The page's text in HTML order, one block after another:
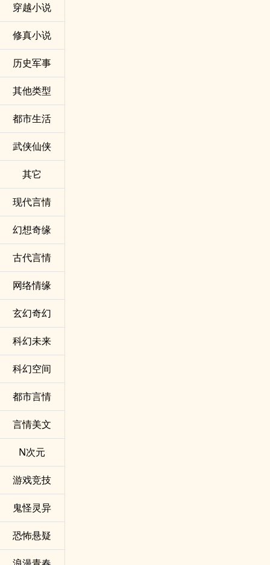
穿越小说
修真小说
历史军事
其他类型
都市生活
武侠仙侠
其它
现代言情
幻想奇缘
古代言情
网络情缘
玄幻奇幻
科幻未来
科幻空间
都市言情
言情美文
N次元
游戏竞技
鬼怪灵异
恐怖悬疑